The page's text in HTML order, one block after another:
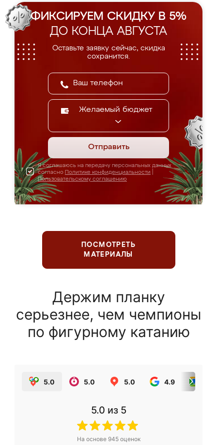
ФИКСИРУЕМ СКИДКУ В 5%
ДО КОНЦА АВГУСТА
Оставьте заявку сейчас, скидка
сохранится.
Желаемый бюджет
Отправить
Я соглашаюсь на передачу персональных данных
согласно Политике конфиденциальности
Пользовательскому соглашению
ПОСМОТРЕТЬ
МАТЕРИАЛЫ
Держим планку
серьезнее, чем чемпионы
по фигурному катанию
5.0 5.0 5.0 4.9
5.0 из 5
На основе 945оценок